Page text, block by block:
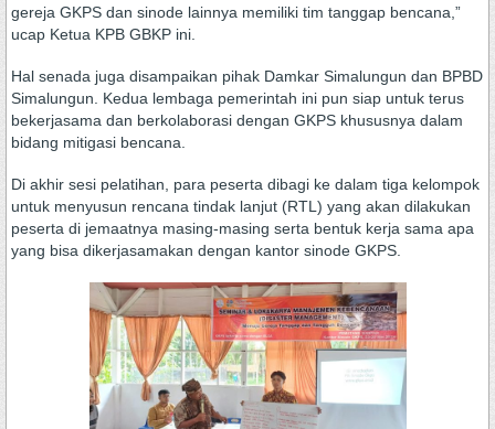
gereja GKPS dan sinode lainnya memiliki tim tanggap bencana,”
ucap Ketua KPB GBKP ini.
Hal senada juga disampaikan pihak Damkar Simalungun dan BPBD
Simalungun. Kedua lembaga pemerintah ini pun siap untuk terus
bekerjasama dan berkolaborasi dengan GKPS khususnya dalam
bidang mitigasi bencana.
Di akhir sesi pelatihan, para peserta dibagi ke dalam tiga kelompok
untuk menyusun rencana tindak lanjut (RTL) yang akan dilakukan
peserta di jemaatnya masing-masing serta bentuk kerja sama apa
yang bisa dikerjasamakan dengan kantor sinode GKPS.